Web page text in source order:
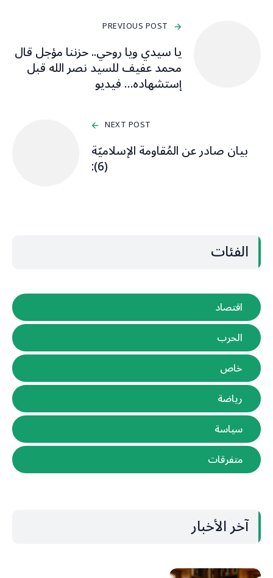
PREVIOUS POST
يا سيدي ويا روحي.. حزننا مؤجل قال
محمد عفيف للسيد نصر الله قبل
إستشهاده… فيديو
NEXT POST
بيان صادر عن المُقاومة الإسلاميّة
(6):
الفئات
اقتصاد
الحرب
خاص
رياضة
سياسة
متفرقات
آخر الأخبار